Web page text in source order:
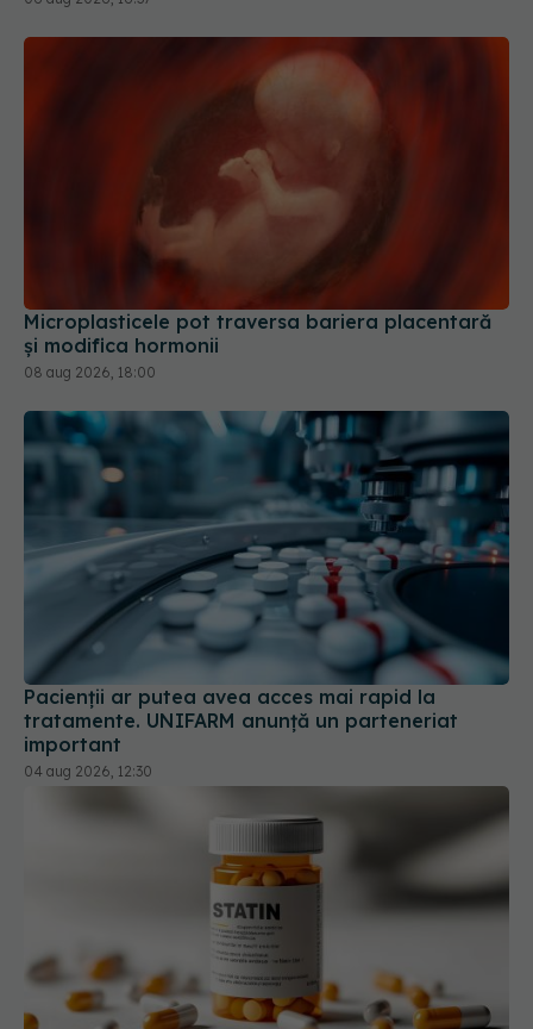
Microplasticele pot traversa bariera placentară
și modifica hormonii
08 aug 2026, 18:00
Pacienții ar putea avea acces mai rapid la
tratamente. UNIFARM anunță un parteneriat
important
04 aug 2026, 12:30